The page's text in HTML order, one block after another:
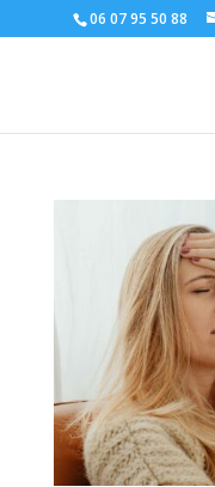
06 07 95 50 88